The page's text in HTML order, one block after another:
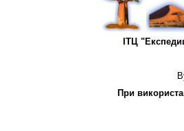
ІТЦ
При